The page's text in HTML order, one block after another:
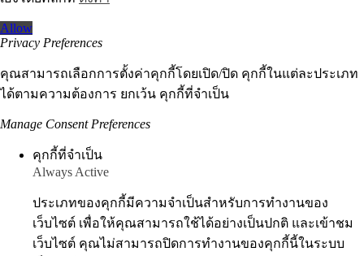
Allow
Privacy Preferences
คุณสามารถเลือกการตั้งค่าคุกกี้โดยเปิด/ปิด คุกกี้ในแต่ละประเภท
ได้ตามความต้องการ ยกเว้น คุกกี้ที่จำเป็น
Manage Consent Preferences
คุกกี้ที่จำเป็น
Always Active
ประเภทของคุกกี้มีความจำเป็นสำหรับการทำงานของ
เว็บไซต์ เพื่อให้คุณสามารถใช้ได้อย่างเป็นปกติ และเข้าชม
เว็บไซต์ คุณไม่สามารถปิดการทำงานของคุกกี้นี้ในระบบ